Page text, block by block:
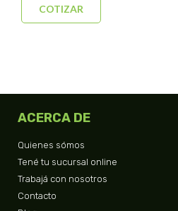
COTIZAR
ACERCA DE
Quienes sómos
Tené tu sucursal online
Trabajá con nosotros
Contacto